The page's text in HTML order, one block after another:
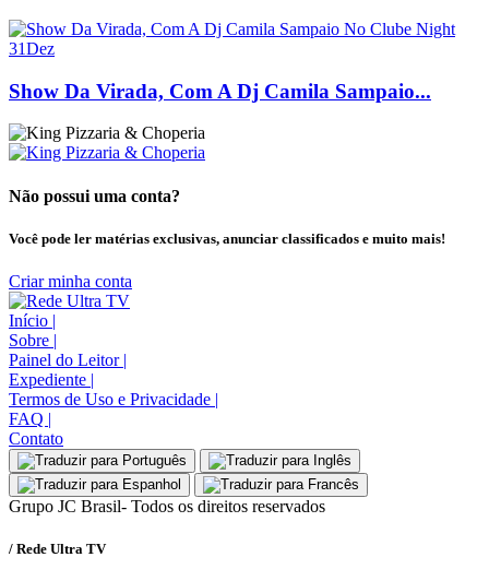
31Dez
Show Da Virada, Com A Dj Camila Sampaio...
Não possui uma conta?
Você pode ler matérias exclusivas, anunciar classificados e muito mais!
Criar minha conta
Início |
Sobre |
Painel do Leitor |
Expediente |
Termos de Uso e Privacidade |
FAQ |
Contato
Grupo JC Brasil- Todos os direitos reservados
/ Rede Ultra TV